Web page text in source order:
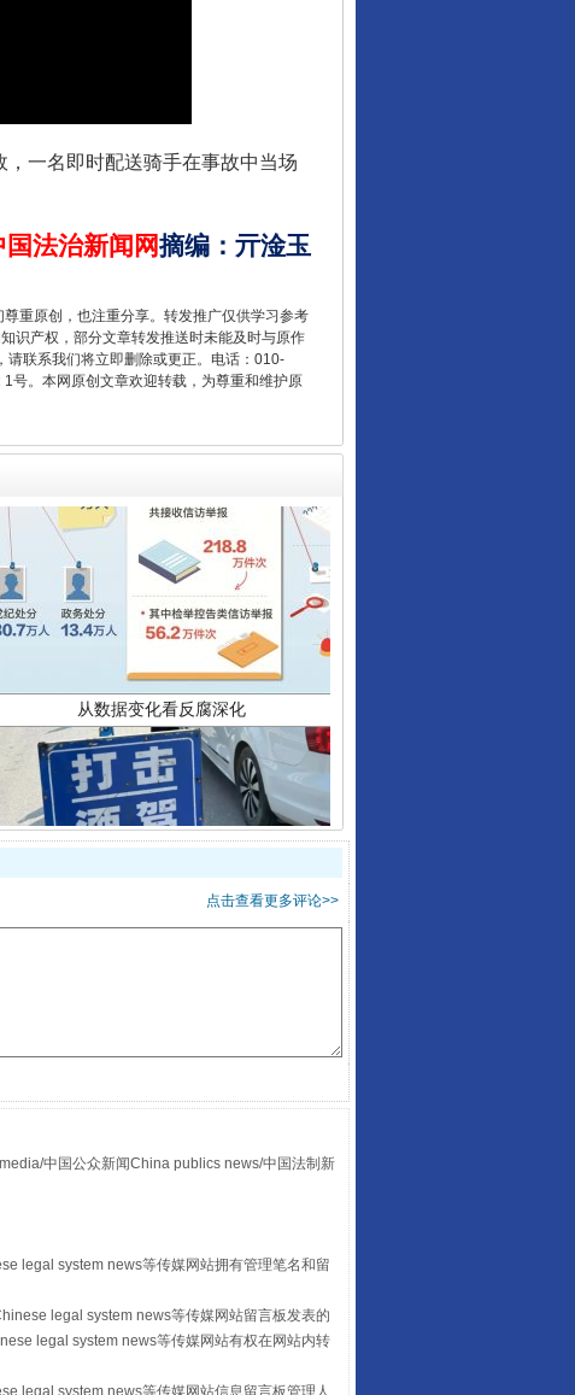
一名即时配送骑手在事故中当场
国法治新闻网摘编 ： 亓淦玉
重原创，也注重分享。转发推广仅供学习参考
识产权，部分文章转发推送时未能及时与原作
联系我们将立即删除或更正。电话：010-
号。本网原创文章欢迎转载，为尊重和维护原
从数据变化看反腐深化
点击查看更多评论>>
中国公众新闻China publics news/中国法制新
legal system news等传媒网站拥有管理笔名和留
legal system news等传媒网站留言板发表的
legal system news等传媒网站有权在网站内转
legal system news等传媒网站信息留言板管理人